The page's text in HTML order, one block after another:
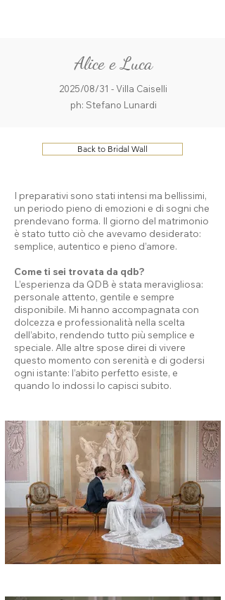
Alice e Luca
2025/08/31 - Villa Caiselli
ph: Stefano Lunardi
Back to Bridal Wall
I preparativi sono stati intensi ma bellissimi,
un periodo pieno di emozioni e di sogni che
prendevano forma. Il giorno del matrimonio
è stato tutto ciò che avevamo desiderato:
semplice, autentico e pieno d’amore.
Come ti sei trovata da qdb?
L’esperienza da QDB è stata meravigliosa:
personale attento, gentile e sempre
disponibile. Mi hanno accompagnata con
dolcezza e professionalità nella scelta
dell’abito, rendendo tutto più semplice e
speciale. Alle altre spose direi di vivere
questo momento con serenità e di godersi
ogni istante: l’abito perfetto esiste, e
quando lo indossi lo capisci subito.